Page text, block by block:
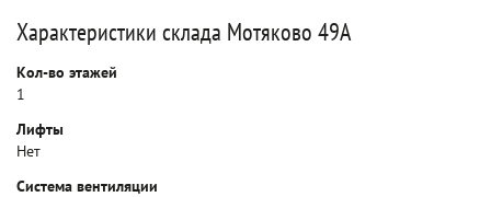
Характеристики склада Мотяково 49А
Кол-во этажей
1
Лифты
Нет
Система вентиляции